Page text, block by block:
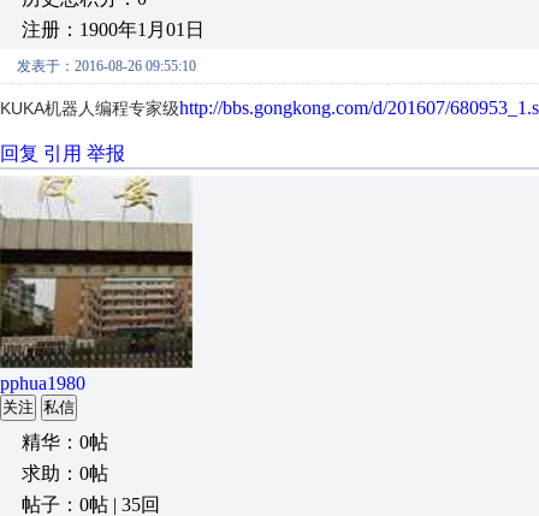
注册：1900年1月01日
发表于：2016-08-26 09:55:10
KUKA机器人编程专家级http://bbs.gongkong.com/d/201607/
回复 引用 举报
pphua1980
关注 私信
精华：0帖
求助：0帖
帖子：0帖 | 35回